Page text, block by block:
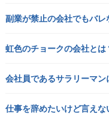
副業が禁止の会社でもバ
虹色のチョークの会社と
会社員であるサラリーマ
仕事を辞めたいけど言え